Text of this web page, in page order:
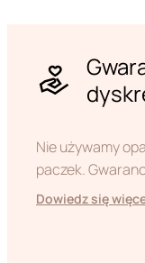
Nie używamy
paczek.
Dowiedz się